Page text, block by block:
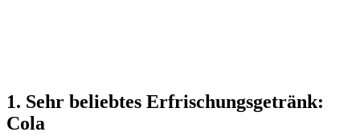
1. Sehr beliebtes Erfrischungsgetränk:
Cola